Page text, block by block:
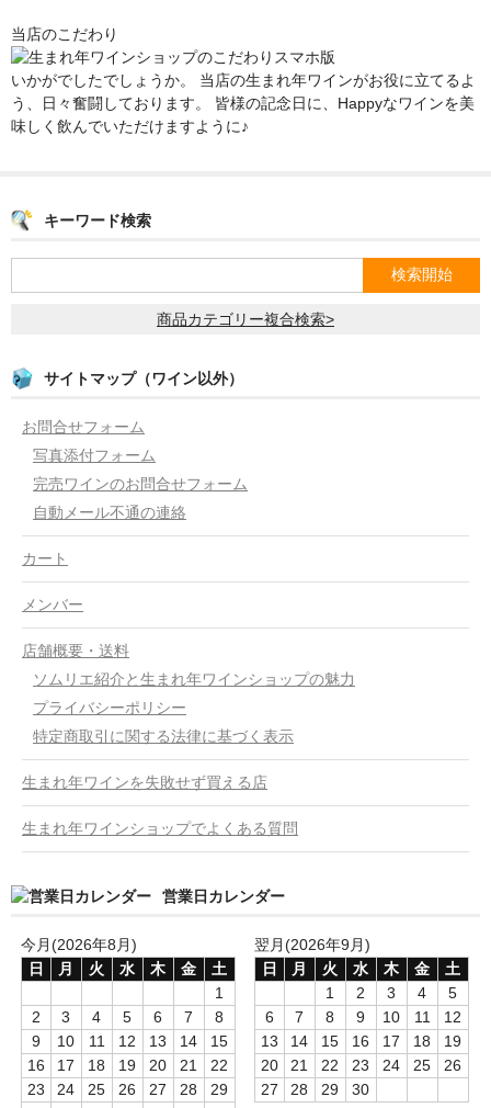
当店のこだわり
いかがでしたでしょうか。 当店の生まれ年ワインがお役に立てるよ
う、日々奮闘しております。 皆様の記念日に、Happyなワインを美
味しく飲んでいただけますように♪
キーワード検索
商品カテゴリー複合検索>
サイトマップ（ワイン以外）
お問合せフォーム
写真添付フォーム
完売ワインのお問合せフォーム
自動メール不通の連絡
カート
メンバー
店舗概要・送料
ソムリエ紹介と生まれ年ワインショップの魅力
プライバシーポリシー
特定商取引に関する法律に基づく表示
生まれ年ワインを失敗せず買える店
生まれ年ワインショップでよくある質問
営業日カレンダー
今月(2026年8月)
日
月 火 水 木 金
土
1
2
3 4 5 6 7
8
9
10 11 12 13 14
15
16
17 18 19 20 21
22
23
24 25 26 27 28
29
翌月(2026年9月)
日
月 火 水 木 金
土
1
2 3 4
5
6
7 8 9 10 11
12
13
14 15 16 17 18
19
20
21 22 23 24 25
26
27
28 29 30